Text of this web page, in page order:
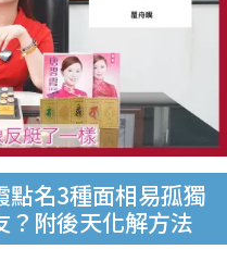
點名3種面相易孤獨
？附後天化解方法